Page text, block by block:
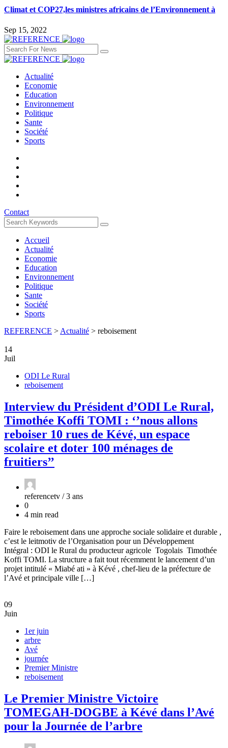
Climat et COP27,les ministres africains de l’Environnement à
Sep 15, 2022
Actualité
Economie
Education
Environnement
Politique
Sante
Société
Sports
Contact
Accueil
Actualité
Economie
Education
Environnement
Politique
Sante
Société
Sports
REFERENCE > Actualité > reboisement
14
Juil
ODI Le Rural
reboisement
Interview du Président d’ODI Le Rural,
Timothée Koffi TOMI : ‘’nous allons
reboiser 10 rues de Kévé, un espace
scolaire et doter 100 ménages de
fruitiers’’
referencetv /3 ans
0
4 min read
Faire le reboisement dans une approche sociale solidaire et durable ,
c’est le leitmotiv de l’Organisation pour un Développement
Intégral : ODI le Rural du producteur agricole Togolais Timothée
Koffi TOMI. La structure a fait tout récemment le lancement d’un
projet intitulé « Miabé ati » à Kévé , chef-lieu de la préfecture de
l’Avé et principale ville […]
09
Juin
1er juin
arbre
Avé
journée
Premier Ministre
reboisement
Le Premier Ministre Victoire
TOMEGAH-DOGBE à Kévé dans l’Avé
pour la Journée de l’arbre